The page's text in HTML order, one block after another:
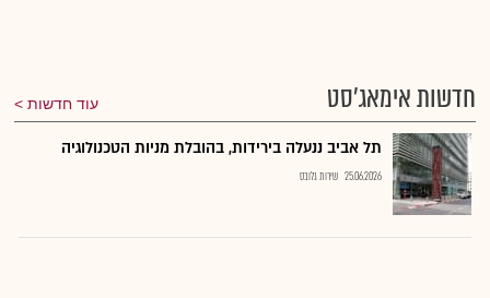
חדשות אימאג'סט עוד חדשות
תל אביב ננעלה בירידות, בהובלת מניות הטכנולוגיה
25.06.2026 שירות גלובס